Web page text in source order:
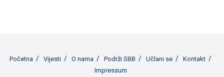
Početna Vijesti O nama Podrži SBB Učlani se
Kontakt
Impressum